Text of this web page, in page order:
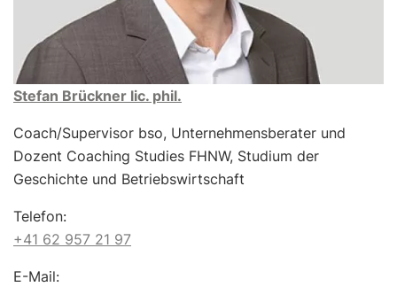
Stefan Brückner lic. phil.
Coach/Supervisor bso, Unternehmensberater und
Dozent Coaching Studies FHNW, Studium der
Geschichte und Betriebswirtschaft
Telefon:
+41 62 957 21 97
E-Mail: